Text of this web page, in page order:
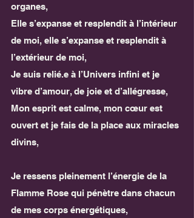
organes,
Elle s’expanse et resplendit à l’intérieur
de moi, elle s’expanse et resplendit à
l’extérieur de moi,
Je suis relié.e à l’Univers infini et je
vibre d’amour, de joie et d’allégresse,
Mon esprit est calme, mon cœur est
ouvert et je fais de la place aux miracles
divins,
Je ressens pleinement l’énergie de la
Flamme Rose qui pénètre dans chacun
de mes corps énergétiques,